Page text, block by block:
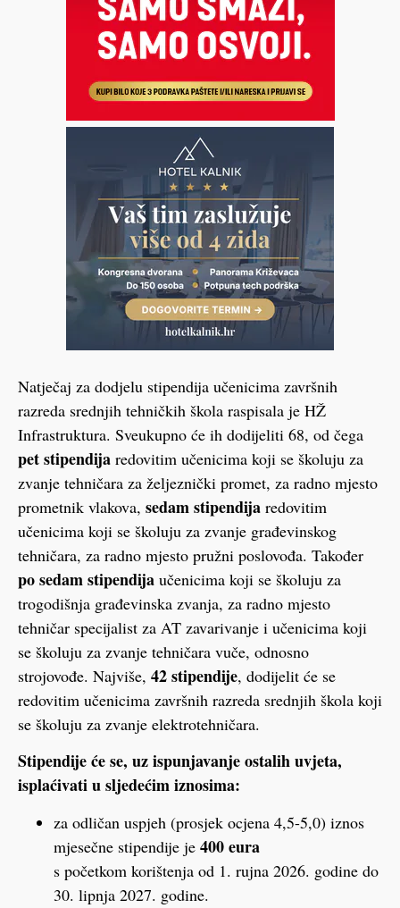
Natječaj za dodjelu stipendija učenicima završnih
razreda srednjih tehničkih škola raspisala je HŽ
Infrastruktura. Sveukupno će ih dodijeliti 68, od čega
pet stipendija redovitim učenicima koji se školuju za
zvanje tehničara za željeznički promet, za radno mjesto
prometnik vlakova, sedam stipendija redovitim
učenicima koji se školuju za zvanje građevinskog
tehničara, za radno mjesto pružni poslovođa. Također
po sedam stipendija učenicima koji se školuju za
trogodišnja građevinska zvanja, za radno mjesto
tehničar specijalist za AT zavarivanje i učenicima koji
se školuju za zvanje tehničara vuče, odnosno
strojovođe. Najviše, 42 stipendije, dodijelit će se
redovitim učenicima završnih razreda srednjih škola koji
se školuju za zvanje elektrotehničara.
Stipendije će se, uz ispunjavanje ostalih uvjeta,
isplaćivati u sljedećim iznosima:
za odličan uspjeh (prosjek ocjena 4,5-5,0) iznos
mjesečne stipendije je 400 eura
s početkom korištenja od 1. rujna 2026. godine do
30. lipnja 2027. godine.